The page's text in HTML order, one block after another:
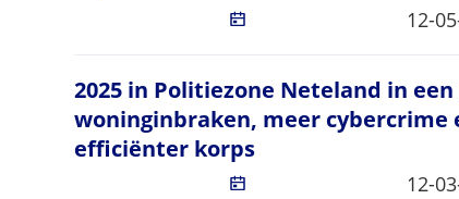
12-
2025 in Politiezone Neteland in
2025 in Politiezone Neteland in
woninginbraken, meer cybercrime
efficiënter korps
12-